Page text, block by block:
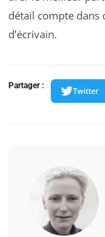
détail compte dans
d’écrivain.
Partager :
Twitter